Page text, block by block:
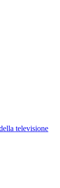
televisione